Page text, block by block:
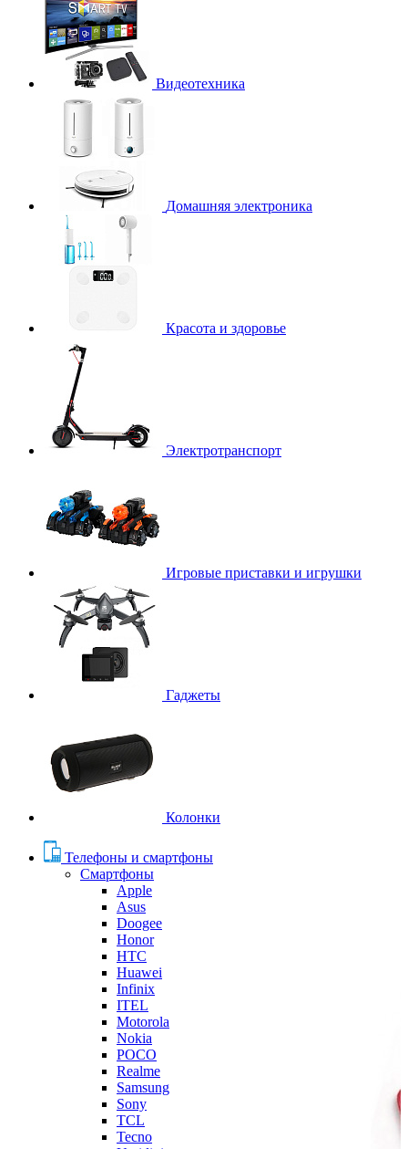
Видеотехника
Домашняя электроника
Красота и здоровье
Электротранспорт
Игровые приставки и игрушки
Гаджеты
Колонки
Телефоны и смартфоны
Смартфоны
Apple
Asus
Doogee
Honor
HTC
Huawei
Infinix
ITEL
Motorola
Nokia
POCO
Realme
Samsung
Sony
TCL
Tecno